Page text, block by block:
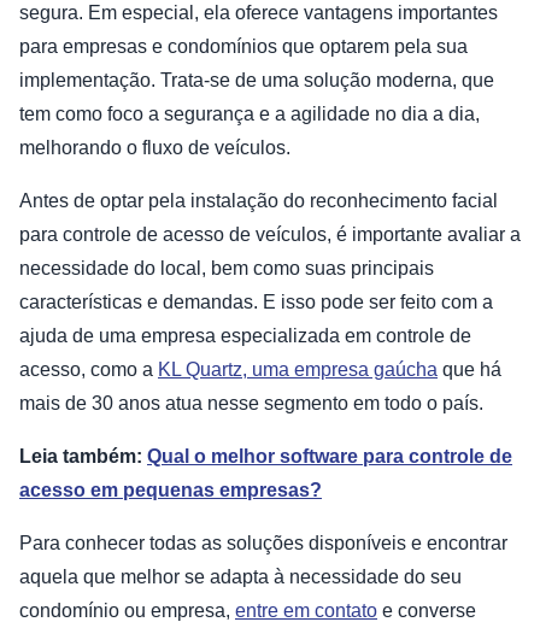
segura. Em especial, ela oferece vantagens importantes
para empresas e condomínios que optarem pela sua
implementação. Trata-se de uma solução moderna, que
tem como foco a segurança e a agilidade no dia a dia,
melhorando o fluxo de veículos.
Antes de optar pela instalação do reconhecimento facial
para controle de acesso de veículos, é importante avaliar a
necessidade do local, bem como suas principais
características e demandas. E isso pode ser feito com a
ajuda de uma empresa especializada em controle de
acesso, como a KL Quartz, uma empresa gaúcha que há
mais de 30 anos atua nesse segmento em todo o país.
Leia também: Qual o melhor software para controle de
acesso em pequenas empresas?
Para conhecer todas as soluções disponíveis e encontrar
aquela que melhor se adapta à necessidade do seu
condomínio ou empresa, entre em contato e converse